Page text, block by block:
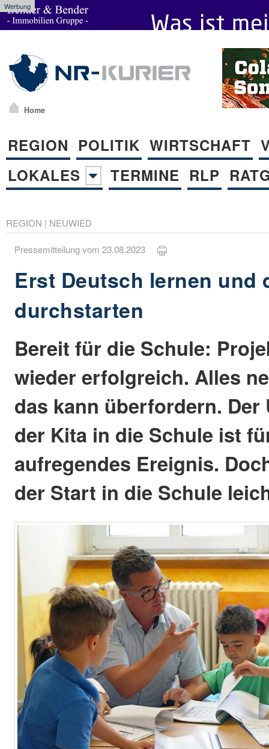
Werbung
Home
REGION POLITIK WIRTSCHAFT
LOKALES
TERMINE RLP
REGION | NEUWIED
Pressemitteilung vom 23.08.2023
Erst Deutsch lernen und
durchstarten
Bereit für die Schule:
wieder erfolgreich. Alles
das kann überfordern. Der
der Kita in die Schule ist
aufregendes Ereignis.
der Start in die Schule